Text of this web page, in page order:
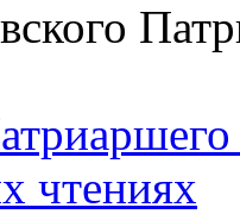
чтениях